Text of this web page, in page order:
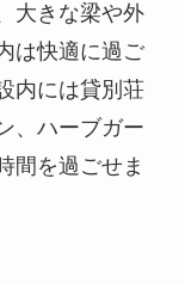
大きな梁や外
は快適に過ご
内には貸別荘
、ハーブガー
間を過ごせま